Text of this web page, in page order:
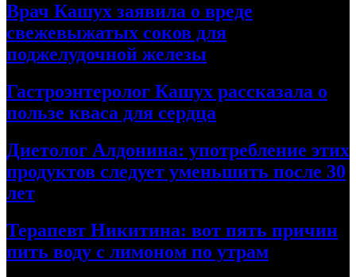
Врач Кашух заявила о вреде
свежевыжатых соков для
поджелудочной железы
Гастроэнтеролог Кашух рассказала о
пользе кваса для сердца
Диетолог Алдонина: употребление этих
продуктов следует уменьшить после 30
лет
Терапевт Никитина: вот пять причин
пить воду с лимоном по утрам